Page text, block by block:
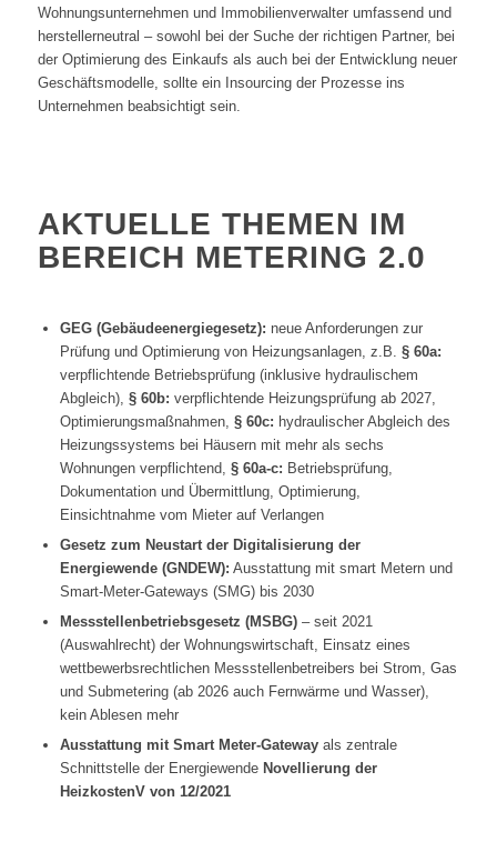
Wohnungsunternehmen und Immobilienverwalter umfassend und
herstellerneutral – sowohl bei der Suche der richtigen Partner, bei
der Optimierung des Einkaufs als auch bei der Entwicklung neuer
Geschäftsmodelle, sollte ein Insourcing der Prozesse ins
Unternehmen beabsichtigt sein.
AKTUELLE THEMEN IM
BEREICH METERING 2.0
GEG (Gebäudeenergiegesetz): neue Anforderungen zur
Prüfung und Optimierung von Heizungsanlagen, z.B. § 60a:
verpflichtende Betriebsprüfung (inklusive hydraulischem
Abgleich), § 60b: verpflichtende Heizungsprüfung ab 2027,
Optimierungsmaßnahmen, § 60c: hydraulischer Abgleich des
Heizungssystems bei Häusern mit mehr als sechs
Wohnungen verpflichtend, § 60a-c: Betriebsprüfung,
Dokumentation und Übermittlung, Optimierung,
Einsichtnahme vom Mieter auf Verlangen
Gesetz zum Neustart der Digitalisierung der
Energiewende (GNDEW): Ausstattung mit smart Metern und
Smart-Meter-Gateways (SMG) bis 2030
Messstellenbetriebsgesetz (MSBG)– seit 2021
(Auswahlrecht) der Wohnungswirtschaft, Einsatz eines
wettbewerbsrechtlichen Messstellenbetreibers bei Strom, Gas
und Submetering (ab 2026 auch Fernwärme und Wasser),
kein Ablesen mehr
Ausstattung mit Smart Meter-Gatewayals zentrale
Schnittstelle der Energiewende Novellierung der
HeizkostenV von 12/2021